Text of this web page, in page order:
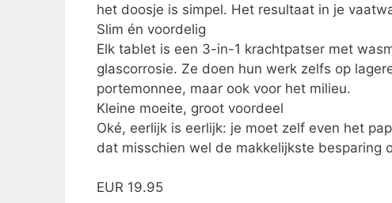
het doosje is simpel. Het resultaat in je
Slim én voordelig
Elk tablet is een 3-in-1 krachtpatser met
glascorrosie. Ze doen hun werk zelfs op
portemonnee, maar ook voor het milieu.
Kleine moeite, groot voordeel
Oké, eerlijk is eerlijk: je moet zelf even het
dat misschien wel de makkelijkste besparing
EUR 19.95